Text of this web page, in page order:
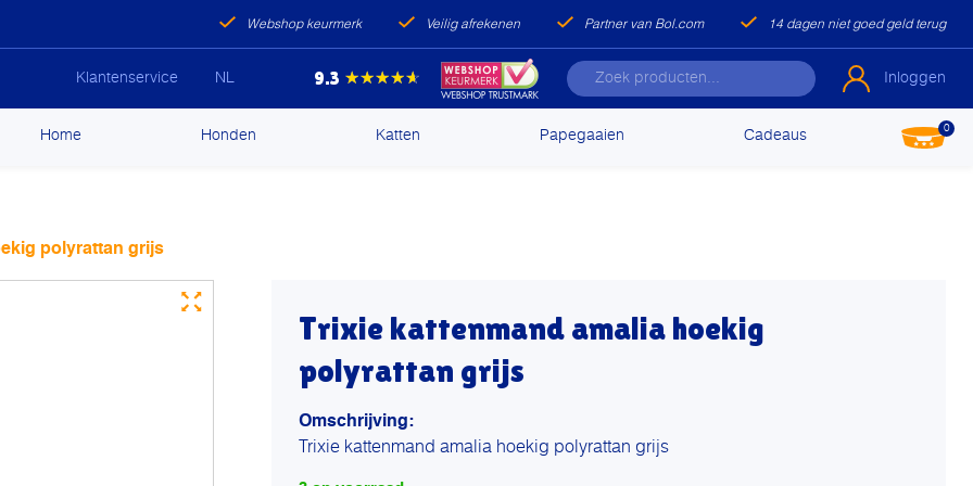
Webshop keurmerk Veilig afrekenen Partner van Bol.com 14 dagen niet goed geld terug
Klantenservice NL 9.3 ★★★★★ Inloggen
Home Honden Katten Papegaaien Cadeaus 0
polyrattan grijs
Trixie kattenmand amalia hoekig
polyrattan grijs
Omschrijving:
Trixie kattenmand amalia hoekig polyrattan grijs